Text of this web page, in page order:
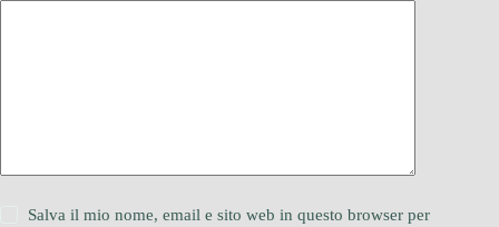
Salva il mio nome, email e sito web in questo browser per